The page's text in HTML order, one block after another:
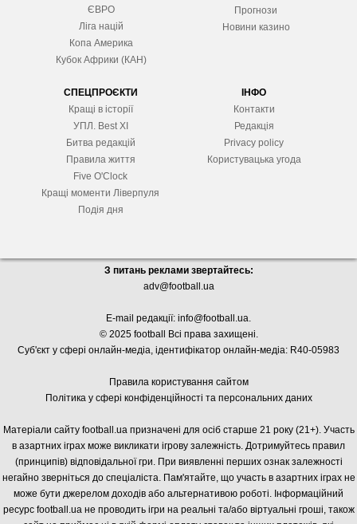
ЄВРО
Ліга націй
Копа Америка
Кубок Африки (КАН)
Прогнози
Новини казино
СПЕЦПРОЄКТИ
Кращі в історії
УПЛ. Best XІ
Битва редакцій
Правила життя
Five O'Clock
Кращі моменти Ліверпуля
Подія дня
ІНФО
Контакти
Редакція
Privacy policy
Користувацька угода
З питань реклами звертайтесь:
adv@football.ua
E-mail редакції: info@football.ua.
© 2025 football Всі права захищені.
Суб'єкт у сфері онлайн-медіа, ідентифікатор онлайн-медіа: R40-05983
Правила користування сайтом
Політика у сфері конфіденційності та персональних даних
Матеріали сайту football.ua призначені для осіб старше 21 року (21+). Участь
в азартних іграх може викликати ігрову залежність. Дотримуйтесь правил
(принципів) відповідальної гри. При виявленні перших ознак залежності
негайно зверніться до спеціаліста. Пам'ятайте, що участь в азартних іграх не
може бути джерелом доходів або альтернативою роботі. Інформаційний
ресурс football.ua не проводить ігри на реальні та/або віртуальні гроші, також